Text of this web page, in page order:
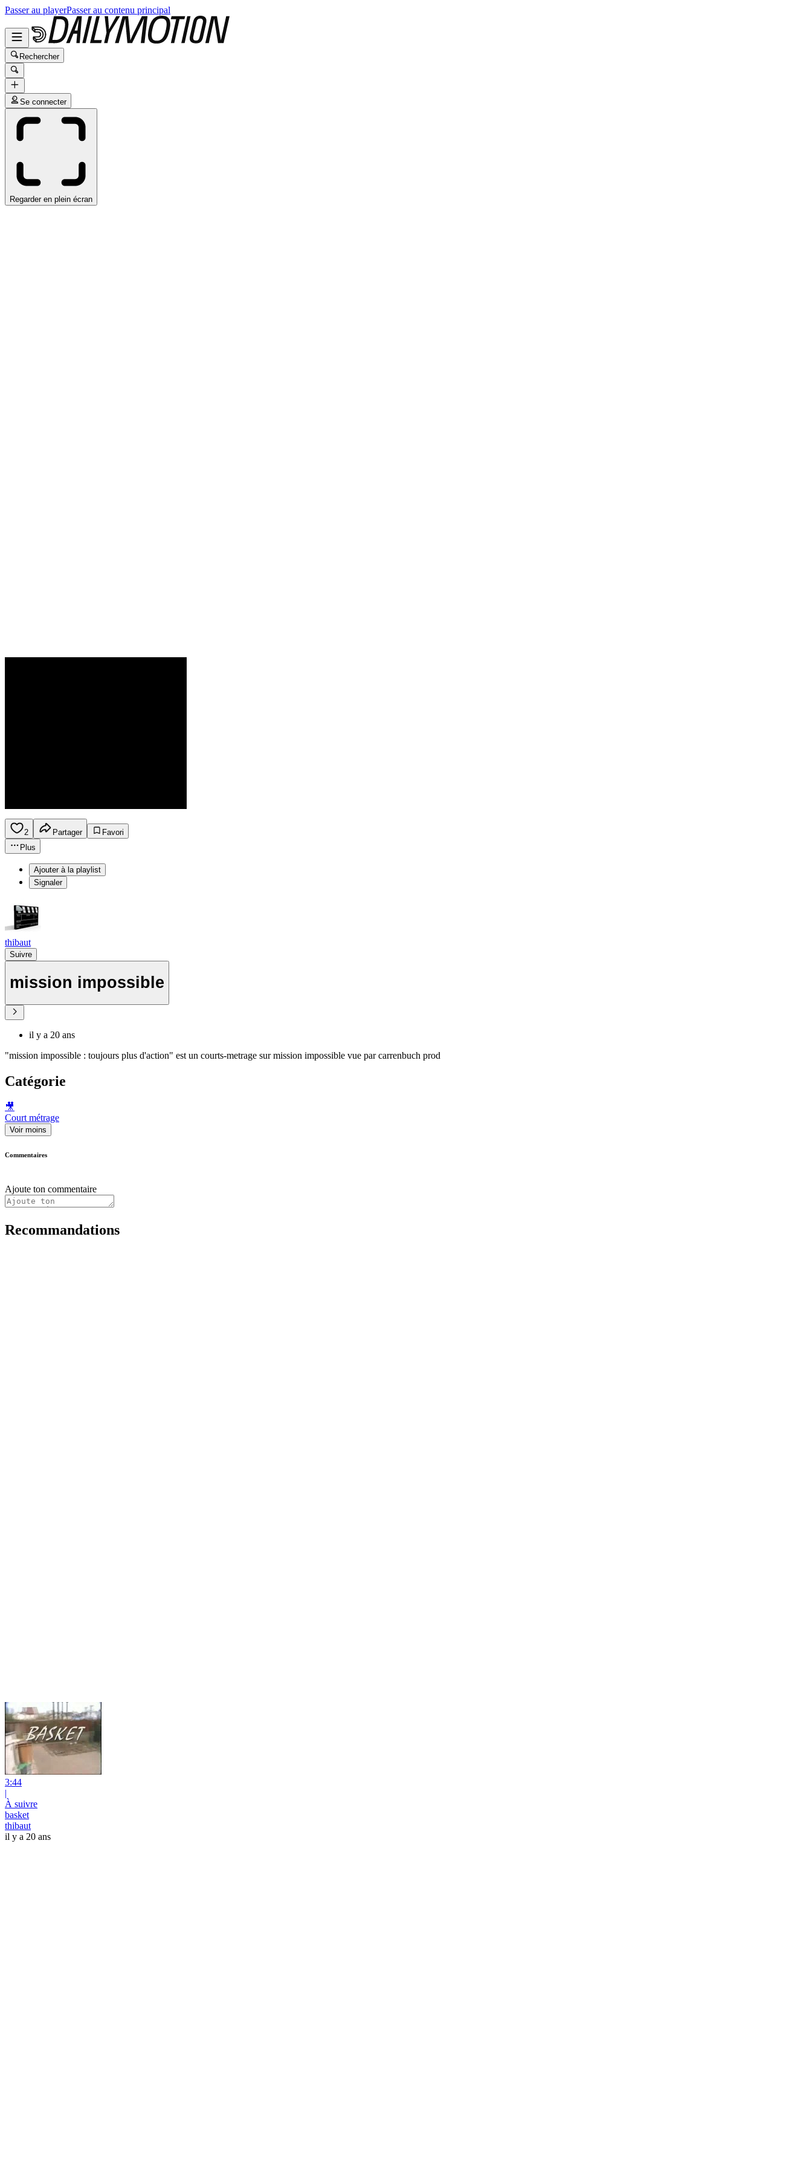
Passer au playerPasser au contenu principal
Rechercher
Se connecter
Regarder en plein écran
2 Partager
Favori
Plus
Ajouter à la playlist
Signaler
thibaut
Suivre
mission impossible
il y a 20 ans
"mission impossible : toujours plus d'action" est un courts-metrage sur mission impossible vue par carrenbuch prod
Catégorie
🎥
Court métrage
Voir moins
Commentaires
Ajoute ton commentaire
Recommandations
3:44
|
À suivre
basket
thibaut
il y a 20 ans